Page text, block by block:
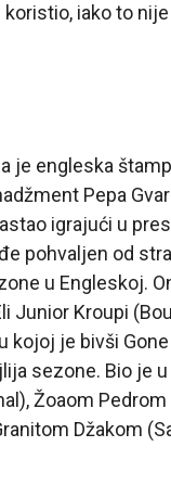
iako to
je engleska
Pepa
igrajući u
pohvaljen od
u Engleskoj.
Junior Kroupi
kojoj je bivši
sezone. Bio je
Žoaom
Džakom